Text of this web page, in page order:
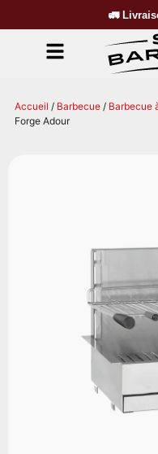
🚛
Accueil / Barbecue / Barbecue
Forge Adour